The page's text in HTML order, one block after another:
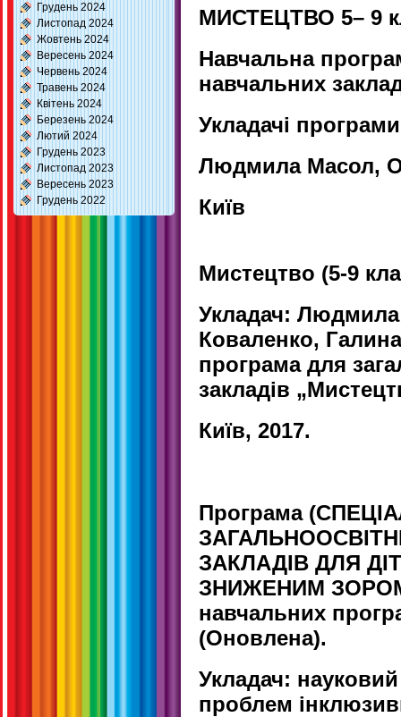
Грудень 2024
Листопад 2024
Жовтень 2024
Вересень 2024
Червень 2024
Травень 2024
Квітень 2024
Березень 2024
Лютий 2024
Грудень 2023
Листопад 2023
Вересень 2023
Грудень 2022
МИСТЕЦТВО 5– 9
Навчальна
навчальних
Укладачі
Людмила Масол,
Київ
Мистецтво (5-9
Укладач:
Коваленко,
програма для
закладів
Київ, 2017.
Програма
ЗАКЛАДІВ ДЛЯ
ЗНИЖЕНИМ ЗОРОМ
навчальних
(Оновлена).
Укладач:
проблем